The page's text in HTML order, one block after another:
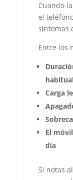
Cuando
el
síntomas
Entre los
Carga
El
día
Si notas